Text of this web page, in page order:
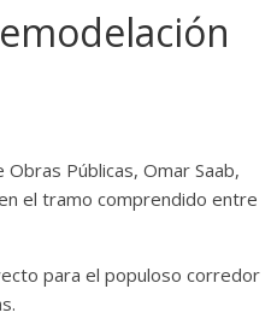
Públicas, Omar Saab,
el tramo comprendido entre
para el populoso corredor